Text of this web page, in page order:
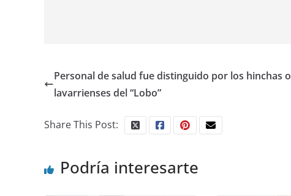
Personal de salud fue distinguido por los hinchas o
lavarrienses del “Lobo”
Share This Post:
Podría interesarte